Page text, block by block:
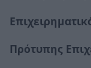
Πρότυπης